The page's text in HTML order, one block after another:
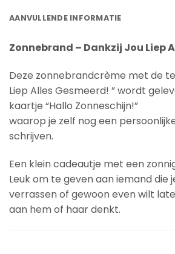
AANVULLENDE INFORMATIE
Zonnebrand – Dankzij Jou Liep
Deze zonnebrandcrème met de
Liep Alles Gesmeerd! ” wordt
kaartje “Hallo Zonneschijn!”
waarop je zelf nog een
schrijven.
Een klein cadeautje met een
Leuk om te geven aan iemand die
verrassen of gewoon even wilt
aan hem of haar denkt.